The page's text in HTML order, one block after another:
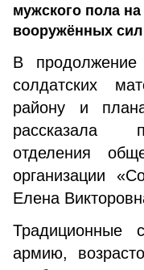
мужского пола
вооружённых
В
солдатских
району и
рассказала
отделения
организации
Елена
Традиционные
армию,